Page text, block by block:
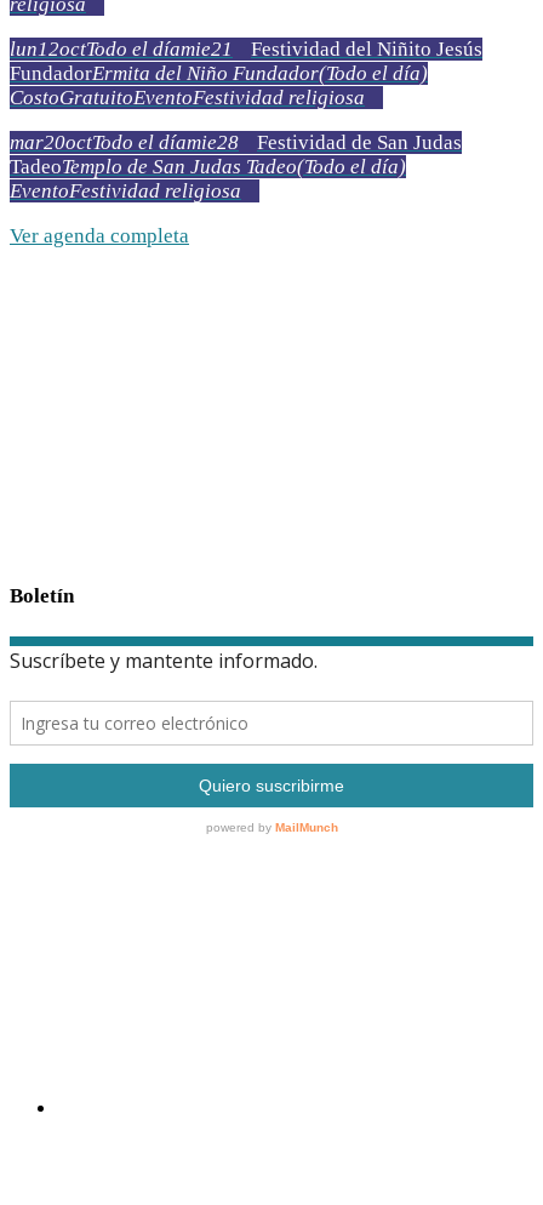
lun12octTodo el díamie21
Festividad del Niñito Jesús
FundadorErmita del Niño Fundador(Todo el día)
CostoGratuitoEventoFestividad religiosa
mar20octTodo el díamie28
Festividad de San Judas
TadeoTemplo de San Judas Tadeo(Todo el día)
EventoFestividad religiosa
Ver agenda completa
Boletín